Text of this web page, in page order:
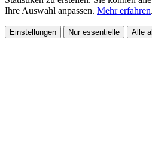
Ihre Auswahl anpassen. Mehr erfahren.
Einstellungen Nur essentielle Alle